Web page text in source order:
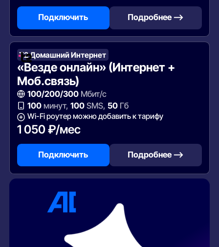
Подключить Подробнее —>
Т2 Домашний Интернет
«Везде онлайн» (Интернет +
Моб.связь)
100/200/300Мбит/с
100минут, 100SMS, 50Гб
Wi-Fi роутер можно добавить к тарифу
1 050 ₽/мес
Подключить Подробнее —>